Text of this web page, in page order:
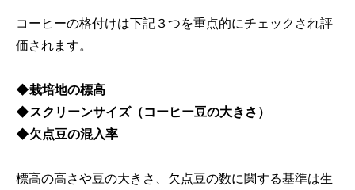
コーヒーの格付けは下記３つを重点的にチェックされ評
価されます。
◆栽培地の標高
◆スクリーンサイズ（コーヒー豆の大きさ）
◆欠点豆の混入率
標高の高さや豆の大きさ、欠点豆の数に関する基準は生